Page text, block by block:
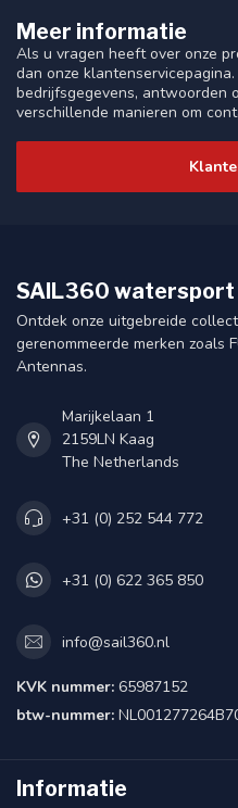
Meer informatie
Als u vragen heeft over onze
dan onze
bedrijfsgegevens, antwoorden
verschillende manieren om
SAIL360 watersport
Ontdek onze uitgebreide
gerenommeerde merken zoals
Antennas.
Marijkelaan 1
2159LN Kaag
The Netherlands
+31 (0) 252 544 772
+31 (0) 622 365 850
info@sail360.nl
KVK nummer: 65987152
btw-nummer:
Informatie